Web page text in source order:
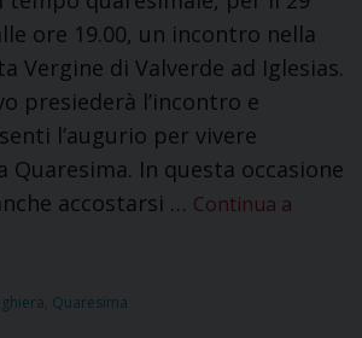
ore 19.00, un incontro nella
Vergine di Valverde ad Iglesias.
presiederà l’incontro e
l’augurio per vivere
Quaresima. In questa occasione
accostarsi … Continua a
Quaresima